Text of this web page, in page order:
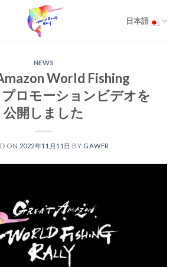
日本語
NEWS
World Fishing
ロモーションビデオを
公開しました
ON 2022年11月11日 BY GAWFR